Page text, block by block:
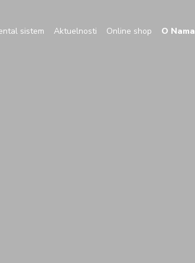
sistem Aktuelnosti Online shop O Nama